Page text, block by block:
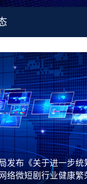
发布《关于进一步统
络微短剧行业健康繁